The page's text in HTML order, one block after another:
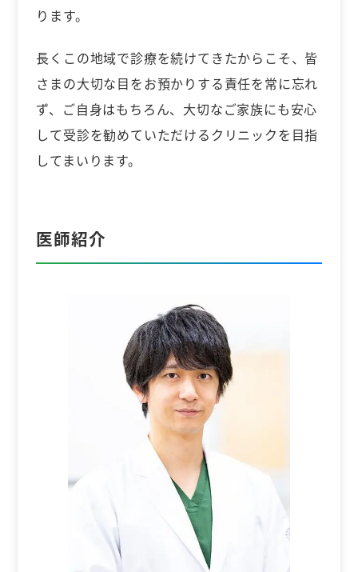
ります。
長くこの地域で診療を続けてきたからこそ、皆
さまの大切な目をお預かりする責任を常に忘れ
ず、ご自身はもちろん、大切なご家族にも安心
して受診を勧めていただけるクリニックを目指
してまいります。
医師紹介